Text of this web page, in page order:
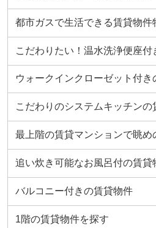
都市ガスで生活できる賃貸物件
こだわりたい！温水洗浄便座付
ウォークインクローゼット付き
こだわりのシステムキッチンの
最上階の賃貸マンションで眺め
追い炊き可能なお風呂付の賃貸
バルコニー付きの賃貸物件
1階の賃貸物件を探す